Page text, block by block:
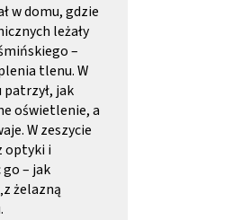
w domu, gdzie
leżały
–
tlenu. W
patrzył, jak
oświetlenie, a
W zeszycie
optyki i
– jak
żelazną